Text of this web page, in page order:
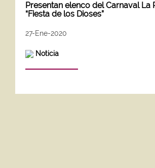
Presentan elenco del Carnaval La
“Fiesta de los Dioses”
27-Ene-2020
Noticia